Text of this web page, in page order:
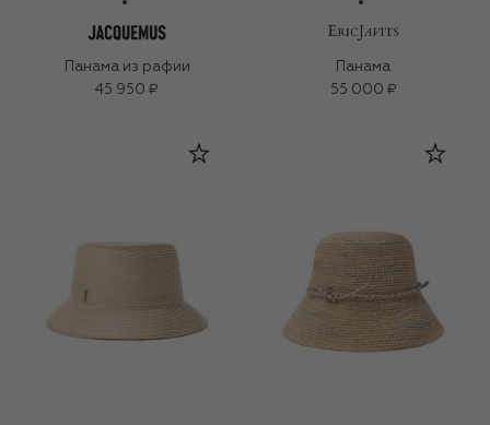
Панама из рафии
45 950 ₽
Панама
55 000 ₽